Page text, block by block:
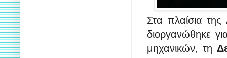
Στα πλαίσια
διοργανώθηκε
μηχανικών, τη